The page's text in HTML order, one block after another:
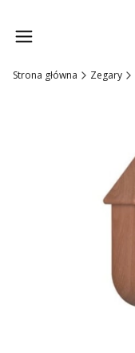
Strona główna Zegary